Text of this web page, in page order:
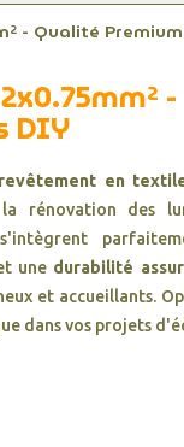
- Qualité
-
DIY
revêtement en
rénovation des
une durabilité
et accueillants.
dans vos projets